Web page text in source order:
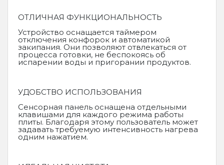
ОТЛИЧНАЯ ФУНКЦИОНАЛЬНОСТЬ
Устройство оснащается таймером
отключения конфорок и автоматикой
закипания. Они позволяют отвлекаться от
процесса готовки, не беспокоясь об
испарении воды и пригорании продуктов.
УДОБСТВО ИСПОЛЬЗОВАНИЯ
Сенсорная панель оснащена отдельными
клавишами для каждого режима работы
плиты. Благодаря этому пользователь может
задавать требуемую интенсивность нагрева
одним нажатием.